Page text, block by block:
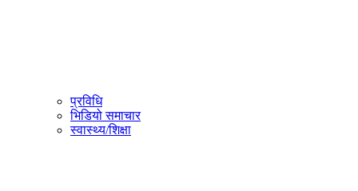
प्रविधि
भिडियो समाचार
स्वास्थ्य/शिक्षा